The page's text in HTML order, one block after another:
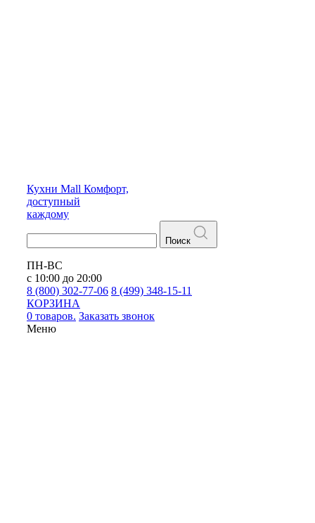
Кухни Mall Комфорт,
доступный
каждому
Поиск
ПН-ВС
с 10:00 до 20:00
8 (800) 302-77-06 8 (499) 348-15-11
КОРЗИНА
0 товаров. Заказать звонок
Меню